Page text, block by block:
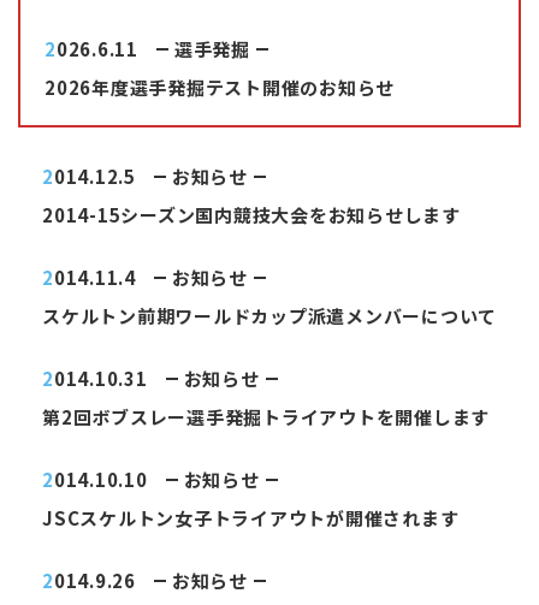
2026.6.11
選手発掘
2026年度選手発掘テスト開催のお知らせ
2014.12.5
お知らせ
2014-15シーズン国内競技大会をお知らせします
2014.11.4
お知らせ
スケルトン前期ワールドカップ派遣メンバーについて
2014.10.31
お知らせ
第2回ボブスレー選手発掘トライアウトを開催します
2014.10.10
お知らせ
JSCスケルトン女子トライアウトが開催されます
2014.9.26
お知らせ